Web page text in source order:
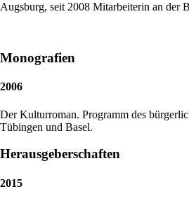
Augsburg, seit 2008 Mitarbeiterin an der
Monografien
2006
Der Kulturroman. Programm des
Tübingen und Basel.
Herausgeberschaften
2015